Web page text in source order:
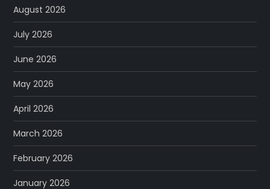
August 2026
July 2026
June 2026
May 2026
April 2026
March 2026
February 2026
January 2026